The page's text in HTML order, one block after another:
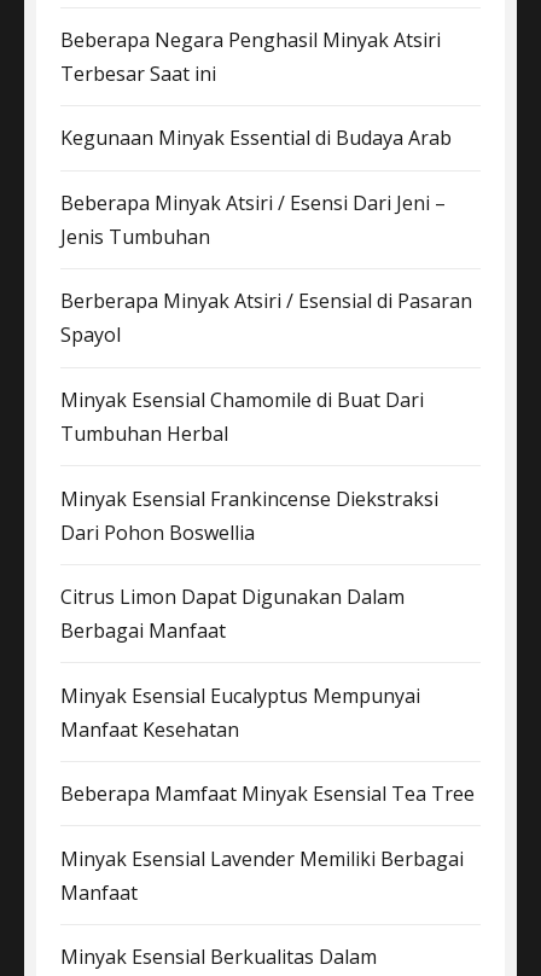
Beberapa Negara Penghasil Minyak Atsiri
Terbesar Saat ini
Kegunaan Minyak Essential di Budaya Arab
Beberapa Minyak Atsiri / Esensi Dari Jeni –
Jenis Tumbuhan
Berberapa Minyak Atsiri / Esensial di Pasaran
Spayol
Minyak Esensial Chamomile di Buat Dari
Tumbuhan Herbal
Minyak Esensial Frankincense Diekstraksi
Dari Pohon Boswellia
Citrus Limon Dapat Digunakan Dalam
Berbagai Manfaat
Minyak Esensial Eucalyptus Mempunyai
Manfaat Kesehatan
Beberapa Mamfaat Minyak Esensial Tea Tree
Minyak Esensial Lavender Memiliki Berbagai
Manfaat
Minyak Esensial Berkualitas Dalam